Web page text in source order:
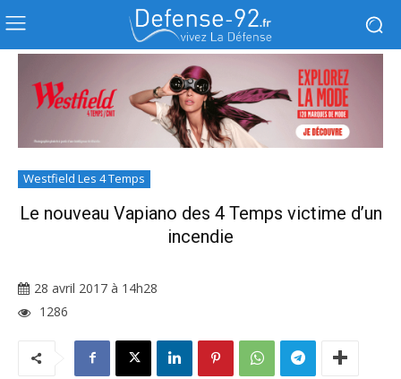
Westfield Les 4 Temps
Le nouveau Vapiano des 4 Temps victime d’un
incendie
28 avril 2017 à 14h28
1286